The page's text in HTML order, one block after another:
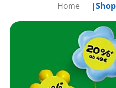
Home Shop